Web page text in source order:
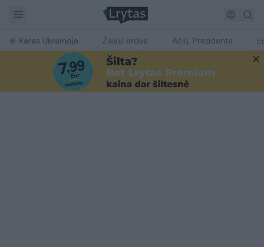
Karas Ukrainoje Žalioji erdvė Ačiū, Prezidente